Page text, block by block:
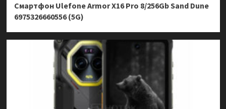
Смартфон Ulefone Armor X16 Pro 8/256Gb Sand Dune
6975326660556 (5G)